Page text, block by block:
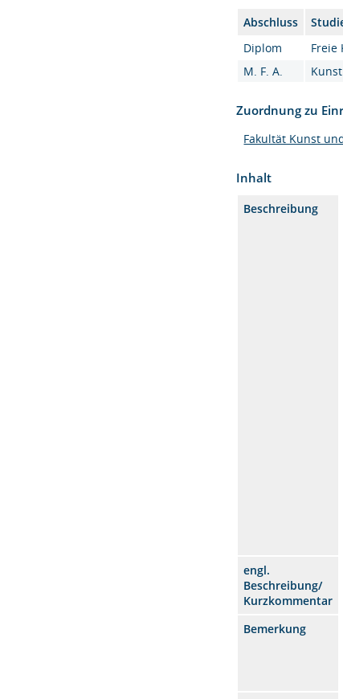
Abschluss
Diplom
Freie
M. F. A.
Zuordnung zu
Fakultät Kunst
Inhalt
Beschreibung
engl.
Beschreibung/
Kurzkommentar
Bemerkung